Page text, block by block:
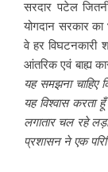
सरदार पटेल
योगदान सरकार
वे हर विघटनकारी
आंतरिक एवं बाह्य
यह समझना चाहिए
यह विश्वास करता
लगातार चल रहे
प्रशासन ने एक